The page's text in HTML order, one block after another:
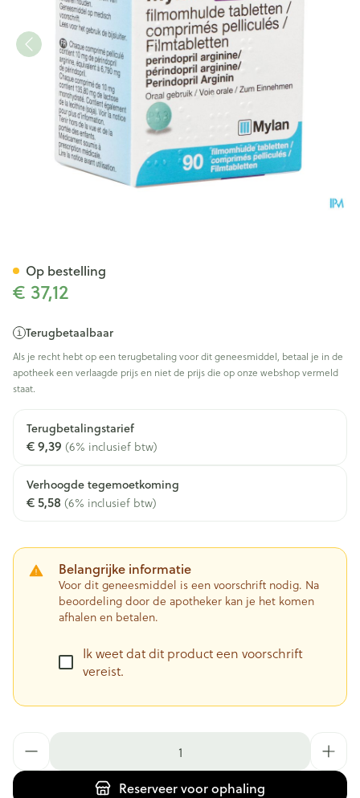
€ 37,12
Terugbetaalbaar
Als je recht hebt op een terugbetaling voor dit geneesmiddel, betaal je in de
apotheek een verlaagde prijs en niet de prijs die op onze webshop vermeld
staat.
Terugbetalingstarief
€ 9,39 (6% inclusief btw)
Verhoogde tegemoetkoming
€ 5,58 (6% inclusief btw)
Belangrijke informatie
Voor dit geneesmiddel is een voorschrift nodig. Na
beoordeling door de apotheker kan je het komen
afhalen en betalen.
Ik weet dat dit product een voorschrift
vereist.
Reserveervoor ophaling
Op bestelling